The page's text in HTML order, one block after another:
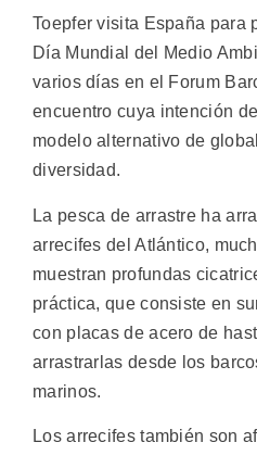
Toepfer visita España para
Día Mundial del Medio
varios días en el Forum
encuentro cuya intención
modelo alternativo de
diversidad.
La pesca de arrastre ha
arrecifes del Atlántico,
muestran profundas
práctica, que consiste en
con placas de acero de
arrastrarlas desde los
marinos.
Los arrecifes también son